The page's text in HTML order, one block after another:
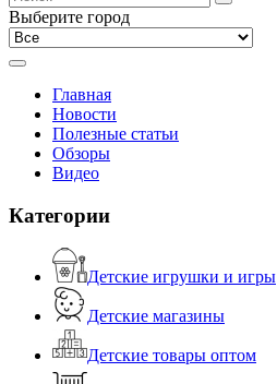
Выберите город
Главная
Новости
Полезные статьи
Обзоры
Видео
Категории
Детские игрушки и игры
Детские магазины
Детские товары оптом